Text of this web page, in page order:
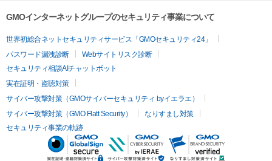
GMOインターネットグループのセキュリティ事業について
世界初総合ネットセキュリティサービス「GMOセキュリティ24」
パスワード漏洩診断
Webサイトリスク診断
セキュリティ相談AIチャットボット
実在証明・盗聴対策
サイバー攻撃対策（GMOサイバーセキュリティ byイエラエ）
サイバー攻撃対策（GMO Flatt Security）
なりすまし対策
セキュリティ事業の軌跡